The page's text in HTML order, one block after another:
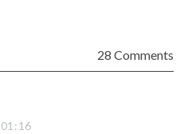
28 Comments